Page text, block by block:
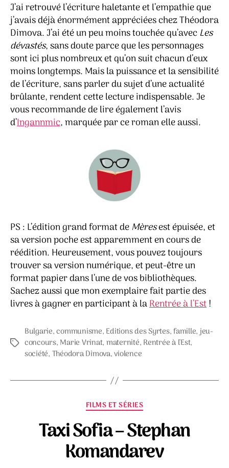
J’ai retrouvé l’écriture haletante et l’empathie que
j’avais déjà énormément appréciées chez Théodora
Dimova. J’ai été un peu moins touchée qu’avec Les
dévastés, sans doute parce que les personnages
sont ici plus nombreux et qu’on suit chacun d’eux
moins longtemps. Mais la puissance et la sensibilité
de l’écriture, sans parler du sujet d’une actualité
brûlante, rendent cette lecture indispensable. Je
vous recommande de lire également l’avis
d’Ingannmic, marquée par ce roman elle aussi.
PS : L’édition grand format deMèresest épuisée, et
sa version poche est apparemment en cours de
réédition. Heureusement, vous pouvez toujours
trouver sa version numérique, et peut-être un
format papier dans l’une de vos bibliothèques.
Sachez aussi que mon exemplaire fait partie des
livres à gagner en participant à laRentrée à l’Est!
Étiquettes
Bulgarie,communisme, Editions des Syrtes,famille,jeu-
concours, Marie Vrinat, maternité, Rentrée à l'Est,
société, Théodora Dimova,violence
Catégories
FILMS ET SÉRIES
Taxi Sofia – Stephan
Komandarev